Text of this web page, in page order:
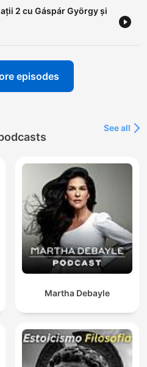
2 cu Gáspár György și
episodes
See all
Martha Debayle